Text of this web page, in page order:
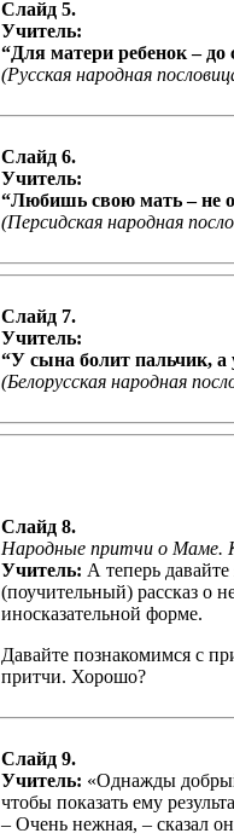
Слайд 5.
Учитель:
“Для матери ребенок – до
(Русская народная
Слайд 6.
Учитель:
“Любишь свою мать – не
(Персидская народная
Слайд 7.
Учитель:
“У сына болит пальчик, а
(Белорусская народная
Слайд 8.
Народные притчи о Маме.
Учитель: А теперь
(поучительный) рассказ о
иносказательной форме.
Давайте познакомимся с
притчи. Хорошо?
Слайд 9.
Учитель: «Однажды
чтобы показать ему
– Очень нежная, – сказал